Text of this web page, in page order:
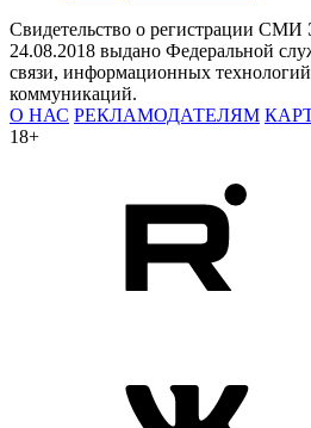
Свидетельство о регистрации
24.08.2018 выдано Федеральной
связи, информационных
коммуникаций.
О НАС РЕКЛАМОДАТЕЛЯМ
18+